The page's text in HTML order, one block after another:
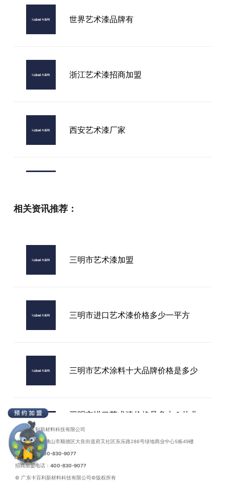
世界艺术漆品牌有
浙江艺术漆招商加盟
西安艺术漆厂家
相关资讯推荐：
三明市艺术漆加盟
三明市进口艺术漆价格多少一平方
三明市艺术涂料十大品牌价格是多少
三明市进口艺术漆价格是多少？从业
者拆解：从300到800元/㎡，价差背
后藏着这些门道
三明市进口艺术漆厂家
广东卡百利新材料科技有限公司
地址：广东省佛山市顺德区大良街道府又社区东乐路286号绿地商业中心5栋49楼
联系电话：400-830-9077
招商加盟电话： 400-830-9077
© 广东卡百利新材料科技有限公司©版权所有